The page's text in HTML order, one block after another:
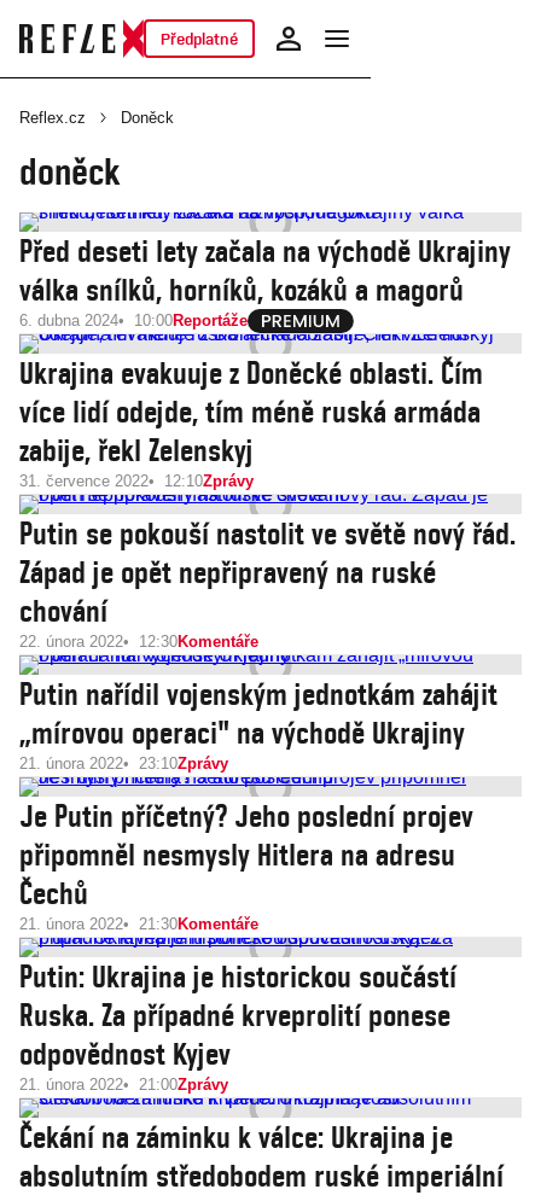
Předplatné
Reflex.cz Doněck
doněck
Před deseti lety začala na východě Ukrajiny
válka snílků, horníků, kozáků a magorů
6. dubna 2024 10:00Reportáže
Ukrajina evakuuje z Doněcké oblasti. Čím
více lidí odejde, tím méně ruská armáda
zabije, řekl Zelenskyj
31. července 2022 12:10Zprávy
Putin se pokouší nastolit ve světě nový řád.
Západ je opět nepřipravený na ruské
chování
22. února 2022 12:30Komentáře
Putin nařídil vojenským jednotkám zahájit
„mírovou operaci" na východě Ukrajiny
21. února 2022 23:10Zprávy
Je Putin příčetný? Jeho poslední projev
připomněl nesmysly Hitlera na adresu
Čechů
21. února 2022 21:30Komentáře
Putin: Ukrajina je historickou součástí
Ruska. Za případné krveprolití ponese
odpovědnost Kyjev
21. února 2022 21:00Zprávy
Čekání na záminku k válce: Ukrajina je
absolutním středobodem ruské imperiální